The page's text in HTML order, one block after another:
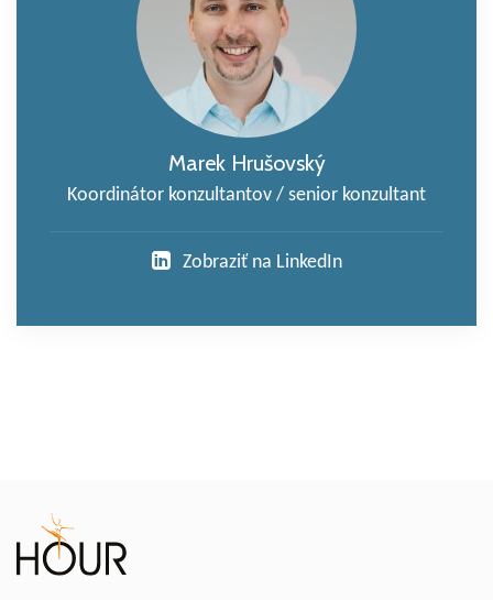
Marek Hrušovský
Koordinátor konzultantov / senior konzultant
Zobraziť na LinkedIn